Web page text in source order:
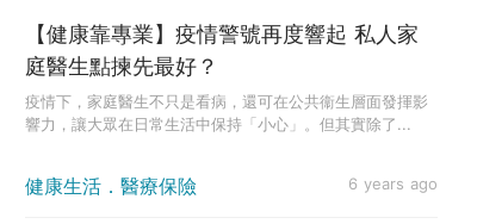
健康生活．醫療保險 6 years ago
【健康靠專業】疫情警號再度響起 私人家
庭醫生點揀先最好？
疫情下，家庭醫生不只是看病，還可在公共衞生層面發揮影
響力，讓大眾在日常生活中保持「小心」。但其實除了...